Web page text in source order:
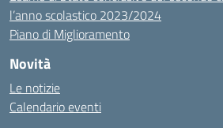
l’anno scolastico 2023/2024
Piano di Miglioramento
Novità
Le notizie
Calendario eventi